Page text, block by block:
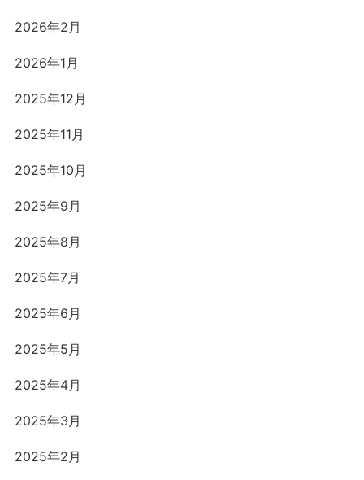
2026年2月
2026年1月
2025年12月
2025年11月
2025年10月
2025年9月
2025年8月
2025年7月
2025年6月
2025年5月
2025年4月
2025年3月
2025年2月